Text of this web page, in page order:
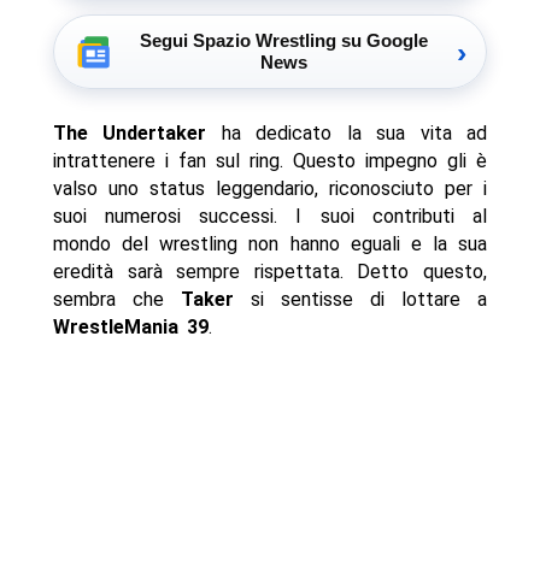
Segui Spazio Wrestling su Google
News
›
The Undertaker ha dedicato la sua vita ad
intrattenere i fan sul ring. Questo impegno gli è
valso uno status leggendario, riconosciuto per i
suoi numerosi successi. I suoi contributi al
mondo del wrestling non hanno eguali e la sua
eredità sarà sempre rispettata. Detto questo,
sembra che Taker si sentisse di lottare a
WrestleMania 39.